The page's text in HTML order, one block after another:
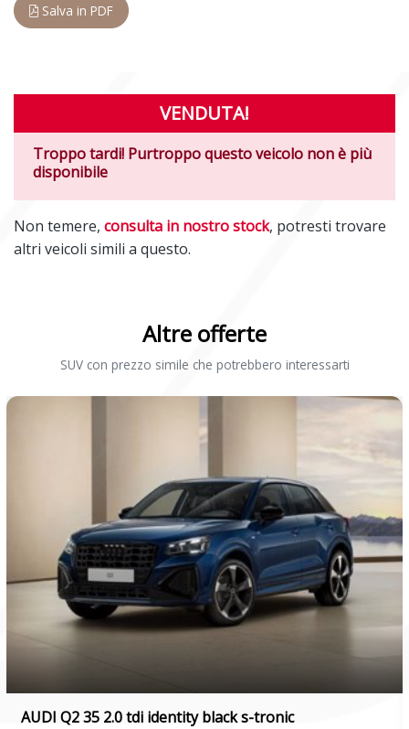
Salva in PDF
VENDUTA!
Troppo tardi! Purtroppo questo veicolo non è più
disponibile
Non temere, consulta in nostro stock, potresti trovare
altri veicoli simili a questo.
Altre offerte
SUV con prezzo simile che potrebbero interessarti
AUDI Q2 35 2.0 tdi identity black s-tronic